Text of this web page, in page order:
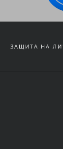
ЗАЩИТА НА